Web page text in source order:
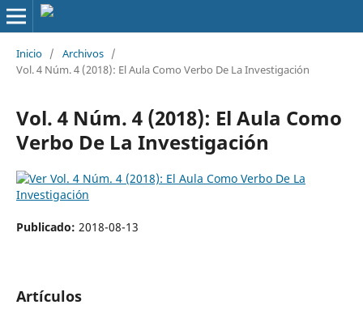
Inicio / Archivos /
Vol. 4 Núm. 4 (2018): El Aula Como Verbo De La Investigación
Vol. 4 Núm. 4 (2018): El Aula Como
Verbo De La Investigación
Publicado: 2018-08-13
Artículos